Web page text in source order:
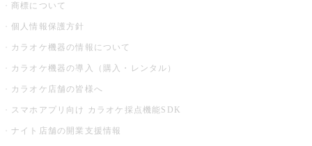
商標について
個人情報保護方針
カラオケ機器の情報について
カラオケ機器の導入（購入・レンタル）
カラオケ店舗の皆様へ
スマホアプリ向け カラオケ採点機能SDK
ナイト店舗の開業支援情報